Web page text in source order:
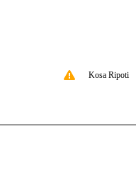
Kosa Ripoti